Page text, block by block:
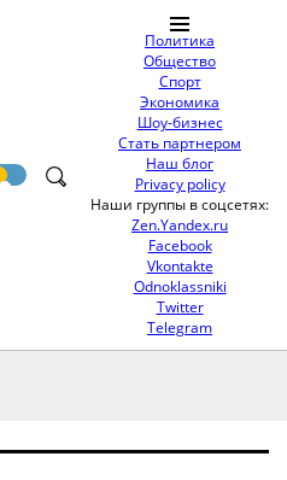
Политика
Общество
Спорт
Экономика
Шоу-бизнес
Стать партнером
Наш блог
Privacy policy
Наши группы в соцсетях:
Zen.Yandex.ru
Facebook
Vkontakte
Odnoklassniki
Twitter
Telegram